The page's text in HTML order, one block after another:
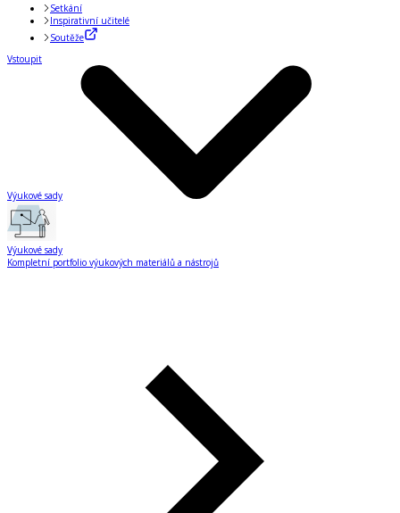
Setkání
Inspirativní učitelé
Soutěže
Vstoupit
Výukové sady
Výukové sady
Kompletní portfolio výukových materiálů a nástrojů